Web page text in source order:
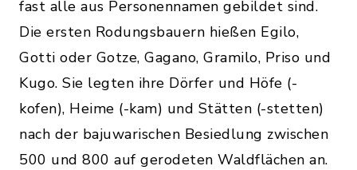
fast alle aus Personennamen gebildet sind.
Die ersten Rodungsbauern hießen Egilo,
Gotti oder Gotze, Gagano, Gramilo, Priso und
Kugo. Sie legten ihre Dörfer und Höfe (-
kofen), Heime (-kam) und Stätten (-stetten)
nach der bajuwarischen Besiedlung zwischen
500 und 800 auf gerodeten Waldflächen an.